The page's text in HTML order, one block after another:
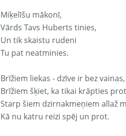
Miķelīšu mākonī,
Vārds Tavs Huberts tinies,
Un tik skaistu rudeni
Tu pat neatminies.
Brīžiem liekas - dzīve ir bez vainas,
Brīžiem šķiet, ka tikai krāpties
Starp šiem dzirnakmeņiem allaž
Kā nu katru reizi spēj un prot.